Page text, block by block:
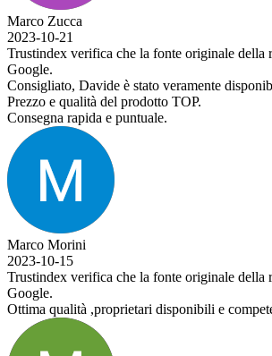
Marco Zucca
2023-10-21
Trustindex verifica che la fonte originale della
Google.
Consigliato, Davide è stato veramente
Prezzo e qualità del prodotto TOP.
Consegna rapida e puntuale.
Marco Morini
2023-10-15
Trustindex verifica che la fonte originale della
Google.
Ottima qualità ,proprietari disponibili e